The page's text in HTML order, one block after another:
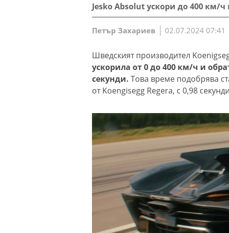
Jesko Absolut ускори до 400 км/
Петър Захариев 02.07.2024 07:41
Шведският производител
ускорила от 0 до 400 км/ч и
секунди. Това време подобрява
от Koengisegg Regera, с 0,98